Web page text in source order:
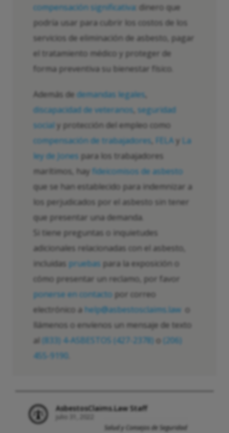
compensación significativa: dinero que
podría usar para cubrir los costos de los
servicios de eliminación de asbesto, pagar
el tratamiento médico y proteger de
forma preventiva su bienestar físico.
Además de demandas legales
discapacidad de veteranos seguridad
social y protección del empleo como
compensación de trabajadores
FELA y La
ley de Jones para los trabajadores
marítimos, hay fideicomisos de asbesto
que se han establecido para indemnizar a
los perjudicados por el asbesto sin tener
que presentar una demanda.
Si tiene preguntas o inquietudes
adicionales relacionadas con el asbesto,
incluidas pruebas para la exposición o
cómo presentar un reclamo, por favor
ponerse en contacto por correo
electrónico a help@asbestosclaims.law
llámenos o envíenos un mensaje de texto
al (833) 4-ASBESTOS (427-2378)
(206)
455-9190
AsbestosClaims.Law Staff
julio 31, 2022
Salud y Consejos de Seguridad